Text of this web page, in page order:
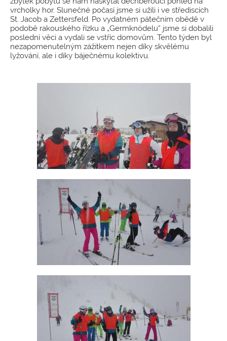
vrcholky hor. Slunečné počasí jsme si užili i ve střediscích
St. Jacob a Zettersfeld. Po vydatném pátečním obědě v
podobě rakouského řízku a „Germknödelu“ jsme si dobalili
poslední věci a vydali se vstříc domovům. Tento týden byl
nezapomenutelným zážitkem nejen díky skvělému
lyžování, ale i díky báječnému kolektivu.